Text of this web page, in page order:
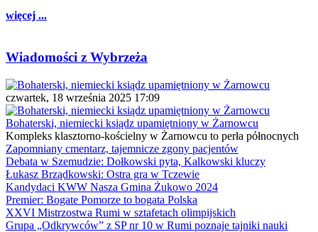
więcej ...
Wiadomości z Wybrzeża
czwartek, 18 września 2025 17:09
Bohaterski, niemiecki ksiądz upamiętniony w Żarnowcu
Kompleks klasztorno-kościelny w Żarnowcu to perła północnych
Zapomniany cmentarz, tajemnicze zgony pacjentów
Debata w Szemudzie: Dołkowski pyta, Kalkowski kluczy
Łukasz Brządkowski: Ostra gra w Tczewie
Kandydaci KWW Nasza Gmina Żukowo 2024
Premier: Bogate Pomorze to bogata Polska
XXVI Mistrzostwa Rumi w sztafetach olimpijskich
Grupa „Odkrywców” z SP nr 10 w Rumi poznaje tajniki nauki